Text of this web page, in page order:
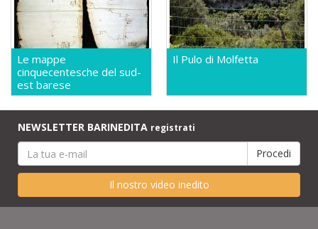
Le mappe
cinquecentesche del sud-
est barese
Il Pulo di Molfetta
NEWSLETTER BARINEDITA registrati
Il nostro video inedito